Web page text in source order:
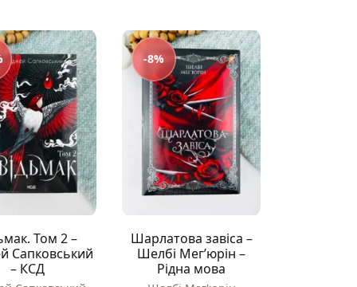
Том 2 –
Сапковський
– КСД
-8%
Шарлатова завіса –
Шелбі Мег’юрін –
Рідна мова